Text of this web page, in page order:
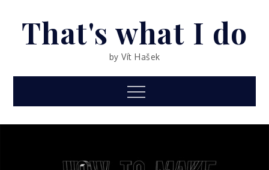
That's what I do
by Vít Hašek
Menu